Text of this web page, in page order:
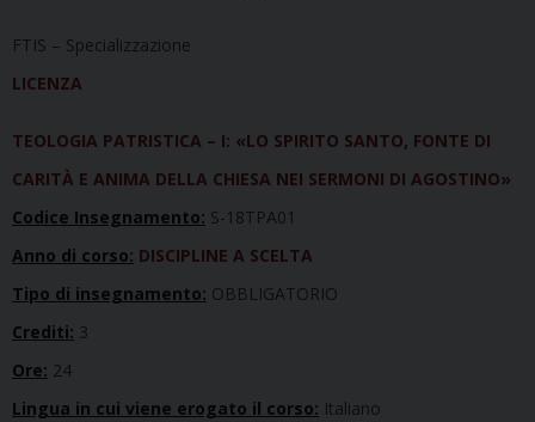
FTIS – Specializzazione
LICENZA
TEOLOGIA PATRISTICA – I: «LO SPIRITO SANTO, FONTE DI
CARITÀ E ANIMA DELLA CHIESA NEI SERMONI DI AGOSTINO»
Codice Insegnamento: S-18TPA01
Anno di corso: DISCIPLINE A SCELTA
Tipo di insegnamento: OBBLIGATORIO
Crediti: 3
Ore: 24
Lingua in cui viene erogato il corso: Italiano